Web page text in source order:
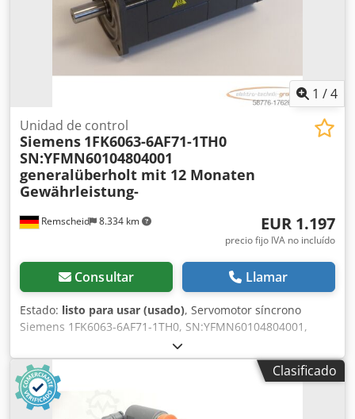
1 /4
Remscheid 8.334 km
Unidad de control
Siemens 1FK6063-6AF71-1TH0
SN:YFMN60104804001
generalüberholt mit 12 Monaten
Gewährleistung-
EUR 1.197
precio fijo IVA no incluído
Consultar Llamar
Estado: listo para usar (usado), Servomotor síncrono
Siemens 1FK6063-6AF71-1TH0, SN:YFMN60104804001,
revisado y probado por profesionales por completo con 12
meses de garantía, 100% funcional, alcance de suministro
según fotos, Los descuentos de venta acordados no se
aplican a este artículo. ¡Pregunte por el precio por
separado! Credpfx Aeu H Snxjngof
Clasificado